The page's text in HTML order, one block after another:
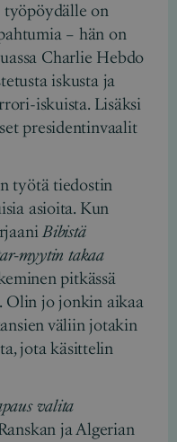
on
– hän on
Charlie Hebdo
iskusta ja
iskuista. Lisäksi
presidentinvaalit
työtä tiedostin
asioita. Kun
Bibistä
myytin takaa
pitkässä
Olin jo jonkin aikaa
väliin jotakin
jota käsittelin
valita
ja Algerian